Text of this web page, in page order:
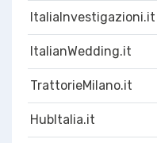
ItaliaInvestigazioni.it
ItalianWedding.it
TrattorieMilano.it
HubItalia.it